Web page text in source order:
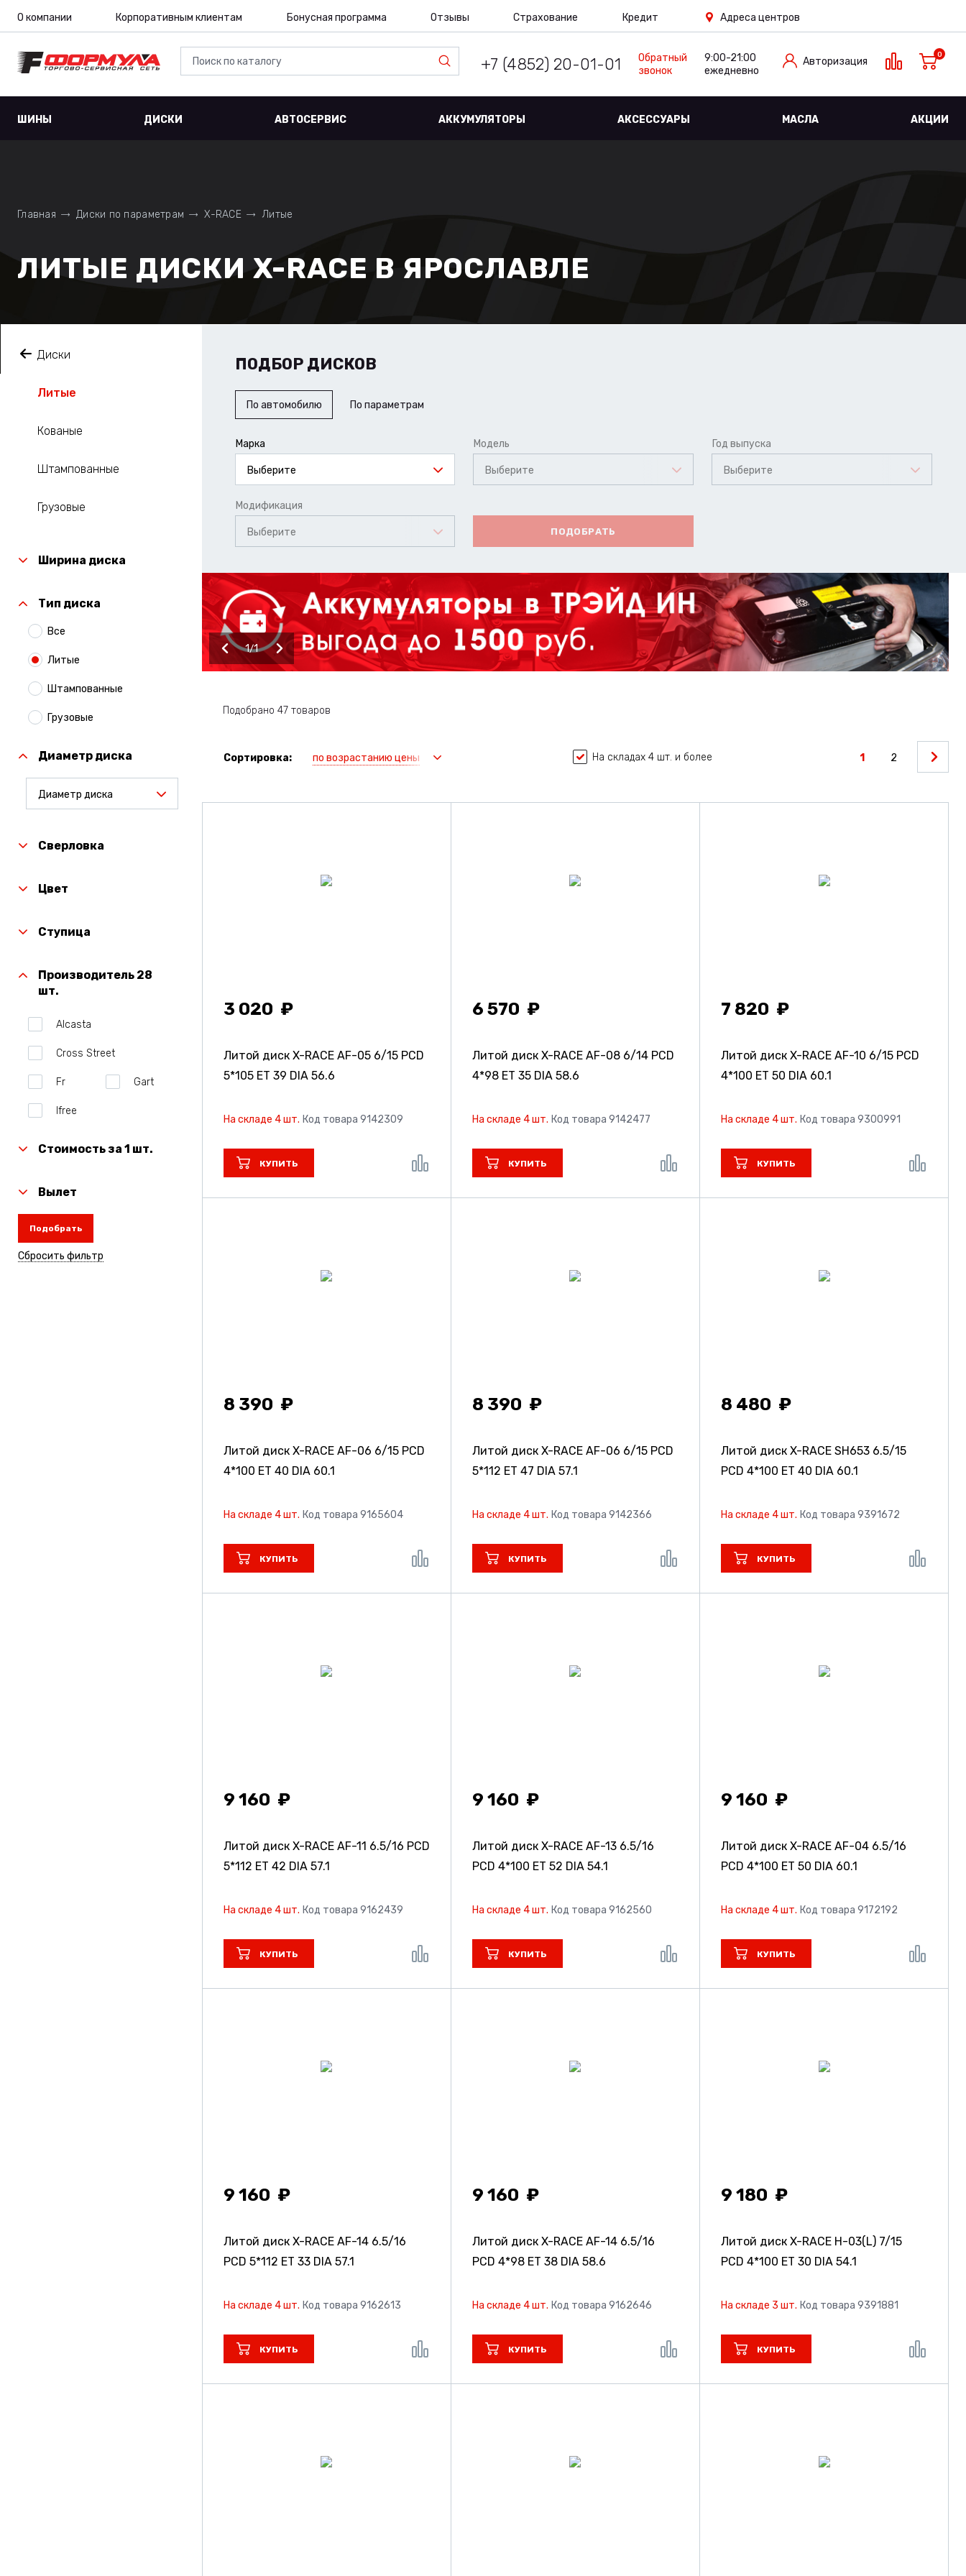
О компании Корпоративным клиентам Бонусная программа Отзывы Страхование Кредит Адреса центров
+7 (4852) 20-01-01
Обратный
звонок
9:00-21:00
ежедневно
Авторизация
0
ШИНЫ ДИСКИ АВТОСЕРВИС АККУМУЛЯТОРЫ АКСЕССУАРЫ МАСЛА АКЦИИ
Главная Диски по параметрам X-RACE Литые
ЛИТЫЕ ДИСКИ X-RACE В ЯРОСЛАВЛЕ
Диски
Литые
Кованые
Штампованные
Грузовые
Ширина диска
Тип диска
Все
Литые
Штампованные
Грузовые
Диаметр диска
Диаметр диска
Сверловка
Цвет
Ступица
Производитель 28
шт.
Alcasta
Cross Street
Fr Gart
Ifree
Megami
Nz
Nz_Россия
Стоимость за 1 шт.
Вылет
Подобрать
Сбросить фильтр
ПОДБОР ДИСКОВ
По автомобилю По параметрам
Марка
Выберите
Модель
Выберите
Год выпуска
Выберите
Модификация
Выберите ПОДОБРАТЬ
1 1
Подобрано 47 товаров
Сортировка: по возрастанию цены На складах 4 шт. и более 1 2
3 020
Литой диск X-RACE AF-05 6/15 PCD
5*105 ET 39 DIA 56.6
На складе 4 шт. Код товара 9142309
КУПИТЬ
6 570
Литой диск X-RACE AF-08 6/14 PCD
4*98 ET 35 DIA 58.6
На складе 4 шт. Код товара 9142477
КУПИТЬ
7 820
Литой диск X-RACE AF-10 6/15 PCD
4*100 ET 50 DIA 60.1
На складе 4 шт. Код товара 9300991
КУПИТЬ
8 390
Литой диск X-RACE AF-06 6/15 PCD
4*100 ET 40 DIA 60.1
На складе 4 шт. Код товара 9165604
КУПИТЬ
8 390
Литой диск X-RACE AF-06 6/15 PCD
5*112 ET 47 DIA 57.1
На складе 4 шт. Код товара 9142366
КУПИТЬ
8 480
Литой диск X-RACE SH653 6.5/15
PCD 4*100 ET 40 DIA 60.1
На складе 4 шт. Код товара 9391672
КУПИТЬ
9 160
Литой диск X-RACE AF-11 6.5/16 PCD
5*112 ET 42 DIA 57.1
На складе 4 шт. Код товара 9162439
КУПИТЬ
9 160
Литой диск X-RACE AF-13 6.5/16
PCD 4*100 ET 52 DIA 54.1
На складе 4 шт. Код товара 9162560
КУПИТЬ
9 160
Литой диск X-RACE AF-04 6.5/16
PCD 4*100 ET 50 DIA 60.1
На складе 4 шт. Код товара 9172192
КУПИТЬ
9 160
Литой диск X-RACE AF-14 6.5/16
PCD 5*112 ET 33 DIA 57.1
На складе 4 шт. Код товара 9162613
КУПИТЬ
9 160
Литой диск X-RACE AF-14 6.5/16
PCD 4*98 ET 38 DIA 58.6
На складе 4 шт. Код товара 9162646
КУПИТЬ
9 180
Литой диск X-RACE H-03(L) 7/15
PCD 4*100 ET 30 DIA 54.1
На складе 3 шт. Код товара 9391881
КУПИТЬ